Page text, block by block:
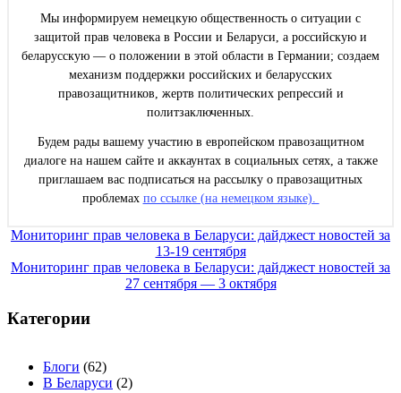
Мы информируем немецкую общественность о ситуации с
защитой прав человека в России и Беларуси, а российскую и
беларусскую — о положении в этой области в Германии; создаем
механизм поддержки российских и беларусских
правозащитников, жертв политических репрессий и
политзаключенных.
Будем рады вашему участию в европейском правозащитном
диалоге на нашем сайте и аккаунтах в социальных сетях, а также
приглашаем вас подписаться на рассылку о правозащитных
проблемах по ссылке (на немецком языке).
Навигация
по
Мониторинг прав человека в Беларуси: дайджест новостей за
13-19 сентября
Мониторинг прав человека в Беларуси: дайджест новостей за
27 сентября — 3 октября
Категории
Блоги (62)
В Беларуси (2)